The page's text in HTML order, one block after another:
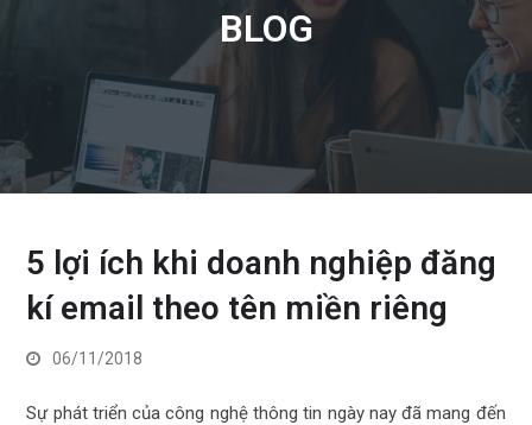
BLOG
5 lợi ích khi doanh nghiệp đăng
kí email theo tên miền riêng
06/11/2018
Sự phát triển của công nghệ thông tin ngày nay đã mang đến